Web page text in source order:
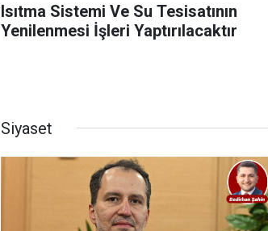
Isıtma Sistemi Ve Su Tesisatının
Yenilenmesi İşleri Yaptırılacaktır
Siyaset